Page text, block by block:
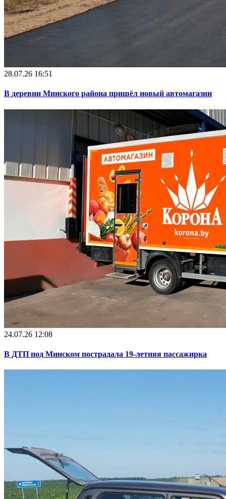
28.07.26 16:51
В деревни Минского района пришёл новый автомагазин
24.07.26 12:08
В ДТП под Минском пострадала 19-летняя пассажирка